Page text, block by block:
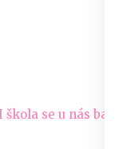
škola se u nás baví